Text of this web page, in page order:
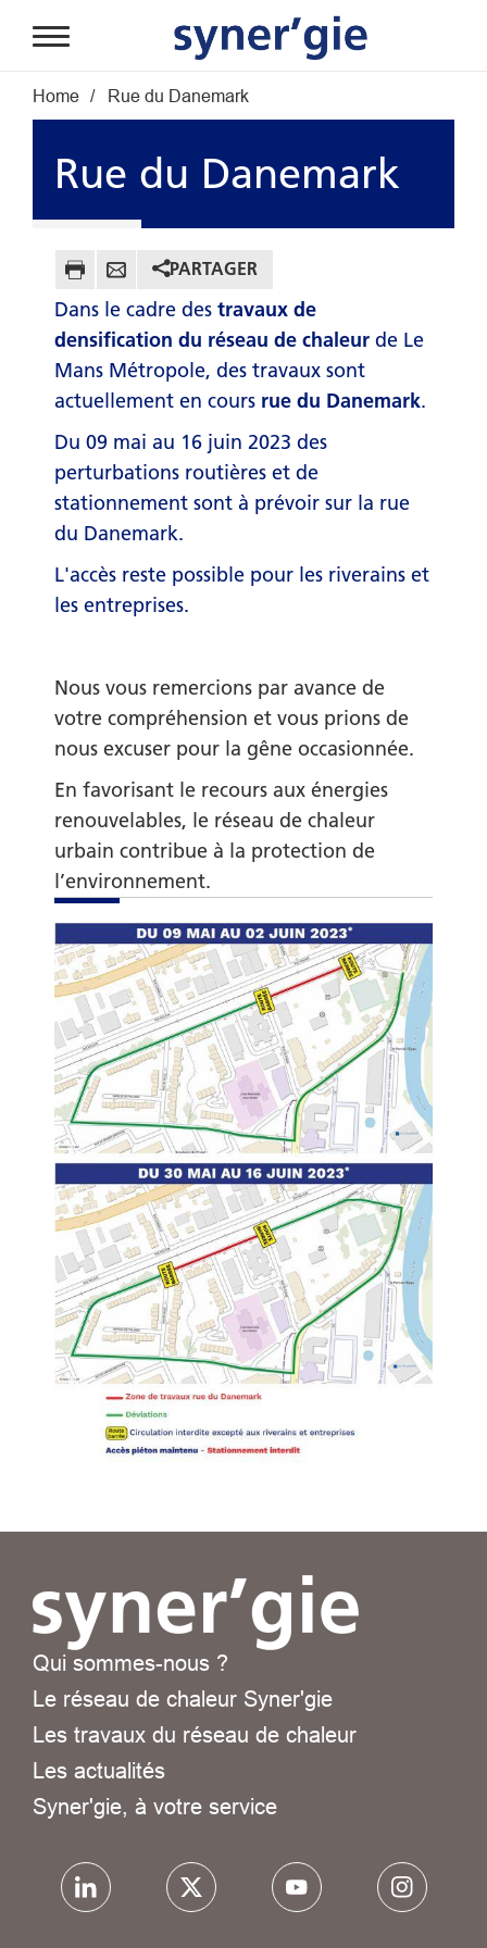
Fil d'Ariane
Home Rue du Danemark
Rue du Danemark
PARTAGER
Dans le cadre des travaux de
densification du réseau de chaleur de Le
Mans Métropole, des travaux sont
actuellement en cours rue du Danemark.
Du 09 mai au 16 juin 2023 des
perturbations routières et de
stationnement sont à prévoir sur la rue
du Danemark.
L'accès reste possible pour les riverains et
les entreprises.
Nous vous remercions par avance de
votre compréhension et vous prions de
nous excuser pour la gêne occasionnée.
En favorisant le recours aux énergies
renouvelables, le réseau de chaleur
urbain contribue à la protection de
l’environnement.
Qui sommes-nous ?
Le réseau de chaleur Syner'gie
Les travaux du réseau de chaleur
Les actualités
Syner'gie, à votre service